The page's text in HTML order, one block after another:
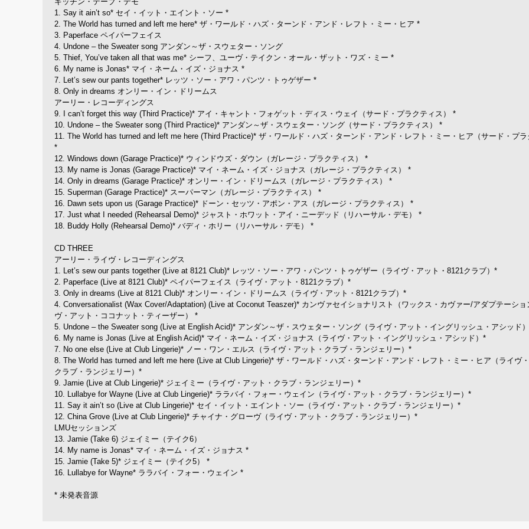
1. Say it ain’t so* セイ・イット・エイント・ソー *
2. The World has turned and left me here* ザ・ワールド・ハズ・ターンド・アンド・レフト・ミー・ヒア *
3. Paperface ペイパーフェイス
4. Undone – the Sweater song アンダン～ザ・スウェター・ソング
5. Thief, You’ve taken all that was me* シーフ、ユーヴ・テイクン・オール・ザット・ワズ・ミー *
6. My name is Jonas* マイ・ネーム・イズ・ジョナス *
7. Let’s sew our pants together* レッツ・ソー・アワ・パンツ・トゥゲザー *
8. Only in dreams オンリー・イン・ドリームス
アーリー・レコーディングス
9. I can’t forget this way (Third Practice)* アイ・キャント・フォゲット・ディス・ウェイ（サード・プラクティス） *
10. Undone – the Sweater song (Third Practice)* アンダン～ザ・スウェター・ソング（サード・プラクティス） *
11. The World has turned and left me here (Third Practice)* ザ・ワールド・ハズ・ターンド・アンド・レフト・ミー・ヒア（サード・プラ
*
12. Windows down (Garage Practice)* ウィンドウズ・ダウン（ガレージ・プラクティス） *
13. My name is Jonas (Garage Practice)* マイ・ネーム・イズ・ジョナス（ガレージ・プラクティス） *
14. Only in dreams (Garage Practice)* オンリー・イン・ドリームス（ガレージ・プラクティス） *
15. Superman (Garage Practice)* スーパーマン（ガレージ・プラクティス） *
16. Dawn sets upon us (Garage Practice)* ドーン・セッツ・アポン・アス（ガレージ・プラクティス） *
17. Just what I needed (Rehearsal Demo)* ジャスト・ホワット・アイ・ニーデッド（リハーサル・デモ） *
18. Buddy Holly (Rehearsal Demo)* バディ・ホリー（リハーサル・デモ） *
CD THREE
アーリー・ライヴ・レコーディングス
1. Let’s sew our pants together (Live at 8121 Club)* レッツ・ソー・アワ・パンツ・トゥゲザー（ライヴ・アット・8121クラブ）*
2. Paperface (Live at 8121 Club)* ペイパーフェイス（ライヴ・アット・8121クラブ）*
3. Only in dreams (Live at 8121 Club)* オンリー・イン・ドリームス（ライヴ・アット・8121クラブ）*
4. Conversationalist (Wax Cover/Adaptation) (Live at Coconut Teaszer)* カンヴァセイショナリスト（ワックス・カヴァー/アダプテーショ
ヴ・アット・ココナット・ティーザー） *
5. Undone – the Sweater song (Live at English Acid)* アンダン～ザ・スウェター・ソング（ライヴ・アット・イングリッシュ・アシッド
6. My name is Jonas (Live at English Acid)* マイ・ネーム・イズ・ジョナス（ライヴ・アット・イングリッシュ・アシッド）*
7. No one else (Live at Club Lingerie)* ノー・ワン・エルス（ライヴ・アット・クラブ・ランジェリー）*
8. The World has turned and left me here (Live at Club Lingerie)* ザ・ワールド・ハズ・ターンド・アンド・レフト・ミー・ヒア（ライヴ・
クラブ・ランジェリー）*
9. Jamie (Live at Club Lingerie)* ジェイミー（ライヴ・アット・クラブ・ランジェリー）*
10. Lullabye for Wayne (Live at Club Lingerie)* ララバイ・フォー・ウェイン（ライヴ・アット・クラブ・ランジェリー）*
11. Say it ain’t so (Live at Club Lingerie)* セイ・イット・エイント・ソー（ライヴ・アット・クラブ・ランジェリー）*
12. China Grove (Live at Club Lingerie)* チャイナ・グローヴ（ライヴ・アット・クラブ・ランジェリー）*
LMUセッションズ
13. Jamie (Take 6) ジェイミー（テイク6）
14. My name is Jonas* マイ・ネーム・イズ・ジョナス *
15. Jamie (Take 5)* ジェイミー（テイク5） *
16. Lullabye for Wayne* ララバイ・フォー・ウェイン *
* 未発表音源